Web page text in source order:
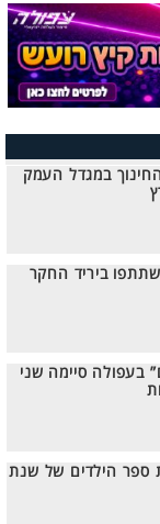
במגדל העמק
ביריד החקר
בעפולה סיימה שני
ספר הילדים של שנת